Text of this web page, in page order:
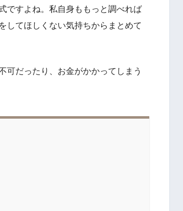
ですよね。私自身ももっと調べれば
してほしくない気持ちからまとめて
可だったり、お金がかかってしまう